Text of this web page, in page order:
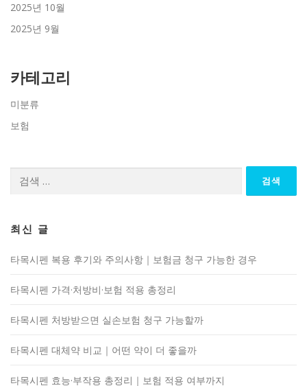
2025년 10월
2025년 9월
카테고리
미분류
보험
최신 글
타목시펜 복용 후기와 주의사항｜보험금 청구 가능한 경우
타목시펜 가격·처방비·보험 적용 총정리
타목시펜 처방받으면 실손보험 청구 가능할까
타목시펜 대체약 비교｜어떤 약이 더 좋을까
타목시펜 효능·부작용 총정리｜보험 적용 여부까지